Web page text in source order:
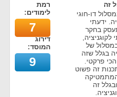
זה
דו-חוגי
ידעתי
בחקר
של
בגלל שזה
פרקטי.
זה פשוט
המתמטיקה
זה
רמת
לימודים:
7
דירוג
המוסד:
9